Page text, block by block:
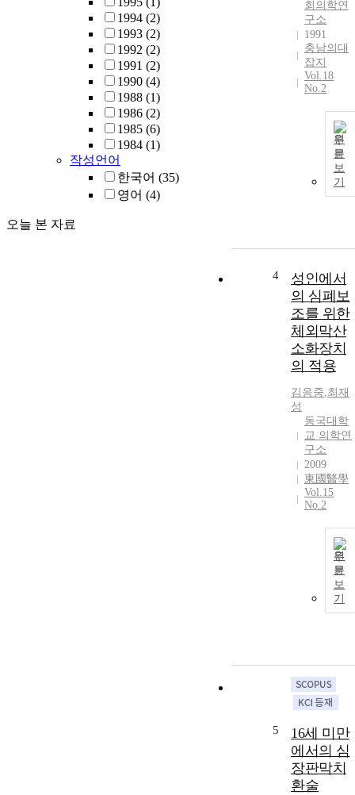
1994 (2)
1993 (2)
1992 (2)
1991 (2)
1990 (4)
1988 (1)
1986 (2)
1985 (6)
1984 (1)
작성언어
한국어 (35)
영어 (4)
오늘 본 자료
회의학연
구소
1991
충남의대
잡지
Vol.18
No.2
원
문
보
기
4
성인에서
의 심폐보
조를 위한
체외막산
소화장치
의 적용
김응중,최재
성
동국대학
교 의학연
구소
2009
東國醫學
Vol.15
No.2
원
문
보
기
5
16세 미만
에서의 심
장판막치
환술